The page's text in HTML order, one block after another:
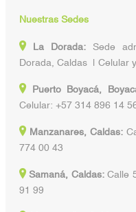
Nuestras Sedes
La Dorada:Sede
Dorada, Caldas | Celular
Puerto Boyacá,
Celular: +57 314 896 14
Manzanares, Caldas:
774 00 43
Samaná, Caldas:Calle
91 99